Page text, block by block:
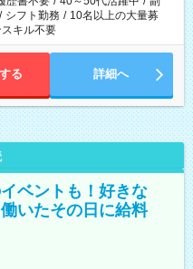
/ シフト勤務 / 10名以上の大量募
キル不要
る 詳細へ
ベントも！好きな
いたその日に給料